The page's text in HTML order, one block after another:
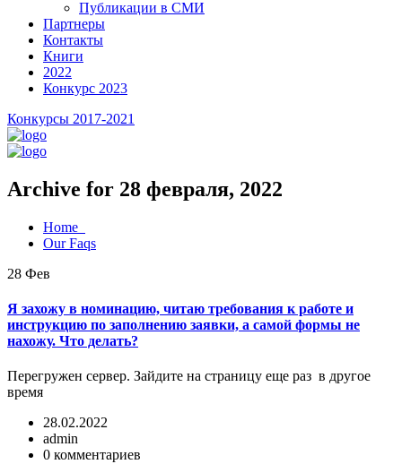
Публикации в СМИ
Партнеры
Контакты
Книги
2022
Конкурс 2023
Конкурсы 2017-2021
Archive for 28 февраля, 2022
Home
Our Faqs
28 Фев
Я захожу в номинацию, читаю требования к работе и
инструкцию по заполнению заявки, а самой формы не
нахожу. Что делать?
Перегружен сервер. Зайдите на страницу еще раз в другое
время
28.02.2022
admin
0 комментариев